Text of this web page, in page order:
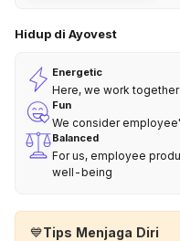
Hidup di Ayovest
Energetic
Here, we work
Fun
We consider
Balanced
For us, employee
well-being
💙Tips Menjaga Diri